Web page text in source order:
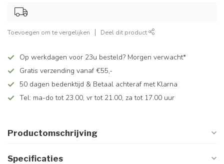
Toevoegen om te vergelijken Deel dit product
Op werkdagen voor 23u besteld? Morgen verwacht*
Gratis verzending vanaf €55,-
50 dagen bedenktijd & Betaal achteraf met Klarna
Tel: ma-do tot 23.00, vr tot 21.00, za tot 17.00 uur
Productomschrijving
Specificaties